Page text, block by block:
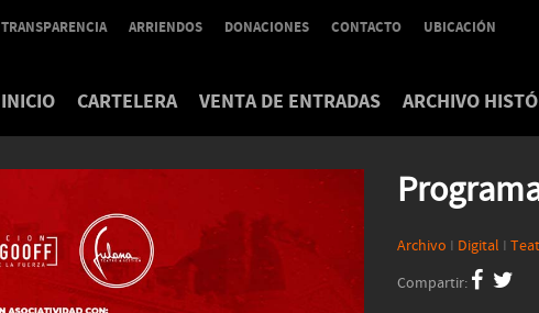
TRANSPARENCIA ARRIENDOS DONACIONES CONTACTO UBICACIÓN
INICIO CARTELERA VENTA DE ENTRADAS ARCHIVO
Archivo I Digital I
Compartir: